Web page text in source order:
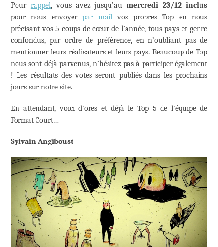
Pour rappel, vous avez jusqu’aumercredi 23/12 inclus
pour nous envoyerpar mailvos propres Top en nous
précisant vos 5 coups de cœur de l’année, tous pays et genre
confondus, par ordre de préférence, en n’oubliant pas de
mentionner leurs réalisateurs et leurs pays. Beaucoup de Top
nous sont déjà parvenus, n’hésitez pas à participer également
! Les résultats des votes seront publiés dans les prochains
jours sur notre site.
En attendant, voici d’ores et déjà le Top 5 de l’équipe de
Format Court…
Sylvain Angiboust